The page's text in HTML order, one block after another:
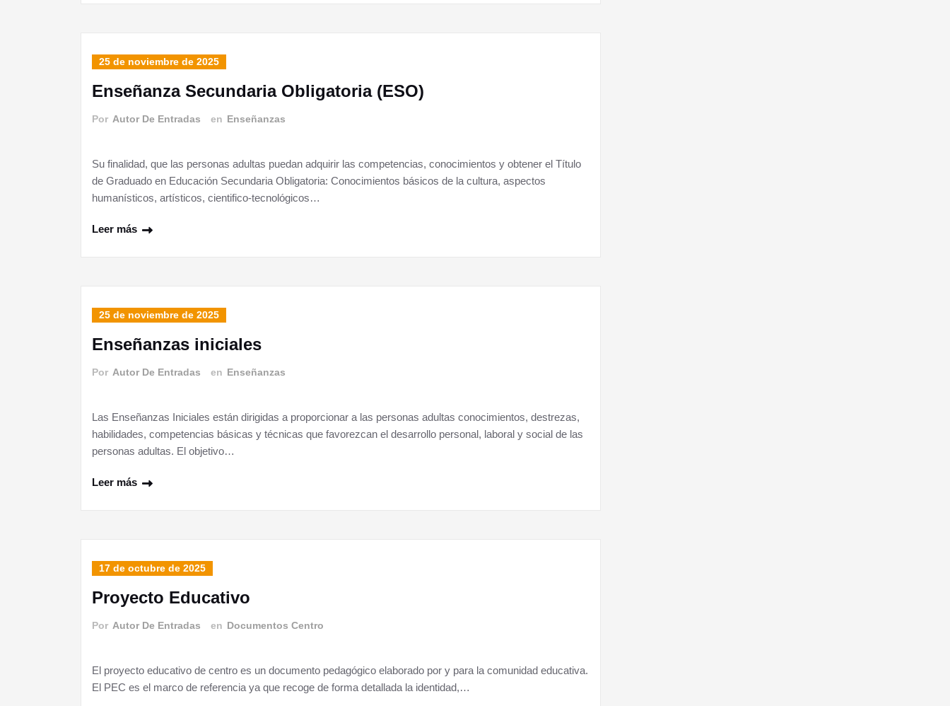
25 de noviembre de 2025
Enseñanza Secundaria Obligatoria (ESO)
Por Autor De Entradas en Enseñanzas
Su finalidad, que las personas adultas puedan adquirir las competencias, conocimientos y obtener el Título
de Graduado en Educación Secundaria Obligatoria: Conocimientos básicos de la cultura, aspectos
humanísticos, artísticos, cientifico-tecnológicos…
Leer más
25 de noviembre de 2025
Enseñanzas iniciales
Por Autor De Entradas en Enseñanzas
Las Enseñanzas Iniciales están dirigidas a proporcionar a las personas adultas conocimientos, destrezas,
habilidades, competencias básicas y técnicas que favorezcan el desarrollo personal, laboral y social de las
personas adultas. El objetivo…
Leer más
17 de octubre de 2025
Proyecto Educativo
Por Autor De Entradas en Documentos Centro
El proyecto educativo de centro es un documento pedagógico elaborado por y para la comunidad educativa.
El PEC es el marco de referencia ya que recoge de forma detallada la identidad,…